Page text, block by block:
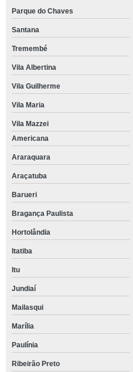
Parque do Chaves
Santana
Tremembé
Vila Albertina
Vila Guilherme
Vila Maria
Vila Mazzei
Americana
Araraquara
Araçatuba
Barueri
Bragança Paulista
Hortolândia
Itatiba
Itu
Jundiaí
Mailasqui
Marília
Paulínia
Ribeirão Preto